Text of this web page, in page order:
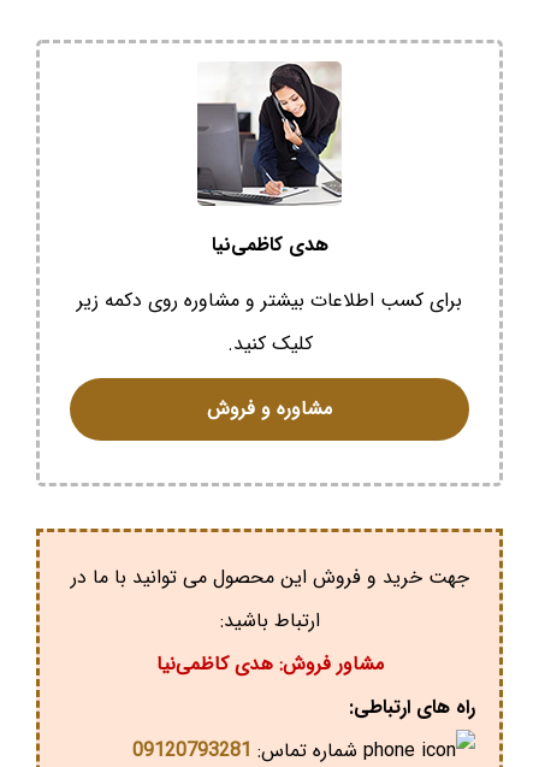
هدی کاظمی‌نیا
برای کسب اطلاعات بیشتر و مشاوره روی دکمه زیر
کلیک کنید.
مشاوره و فروش
جهت خرید و فروش این محصول می توانید با ما در
ارتباط باشید:
مشاور فروش: هدی کاظمی‌نیا
راه های ارتباطی:
شماره تماس: 09120793281